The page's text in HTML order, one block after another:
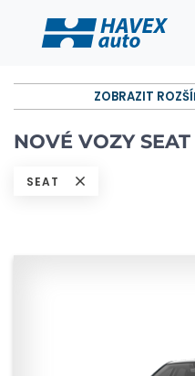
ZOBRAZIT
NOVÉ VOZY SEAT
SEAT